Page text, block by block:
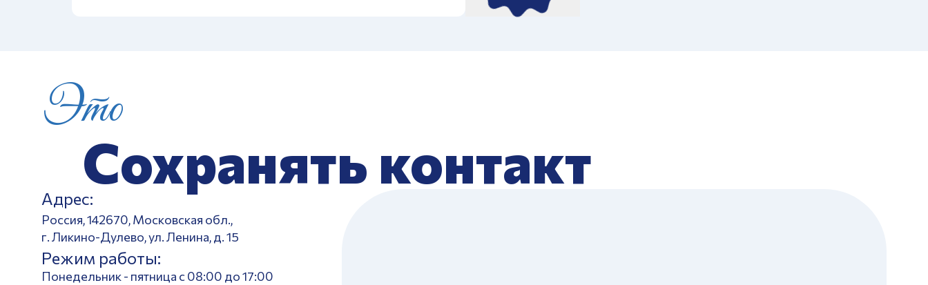
Это
Сохранять контакт
Адрес:
Россия, 142670, Московская обл.,
г. Ликино-Дулево, ул. Ленина, д. 15
Режим работы:
Понедельник - пятница с 08:00 до 17:00